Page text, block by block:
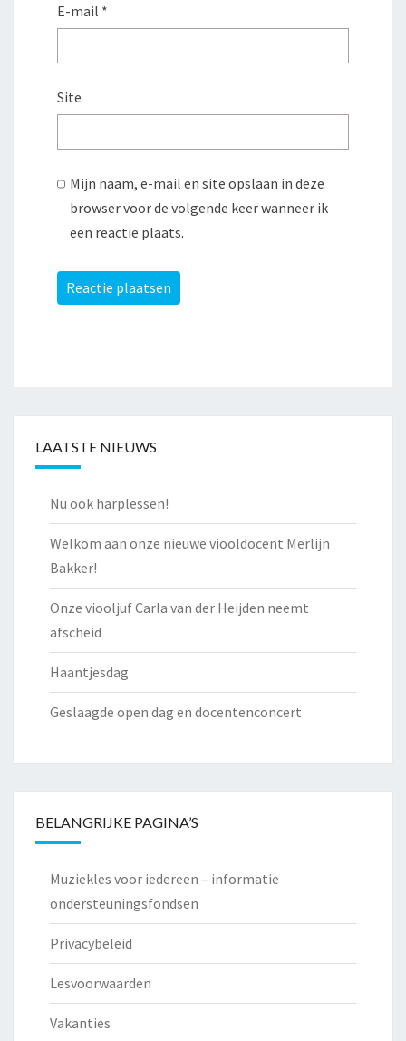
E-mail *
Site
Mijn naam, e-mail en site opslaan in deze
browser voor de volgende keer wanneer ik
een reactie plaats.
LAATSTE NIEUWS
Nu ook harplessen!
Welkom aan onze nieuwe viooldocent Merlijn
Bakker!
Onze viooljuf Carla van der Heijden neemt
afscheid
Haantjesdag
Geslaagde open dag en docentenconcert
BELANGRIJKE PAGINA’S
Muziekles voor iedereen – informatie
ondersteuningsfondsen
Privacybeleid
Lesvoorwaarden
Vakanties